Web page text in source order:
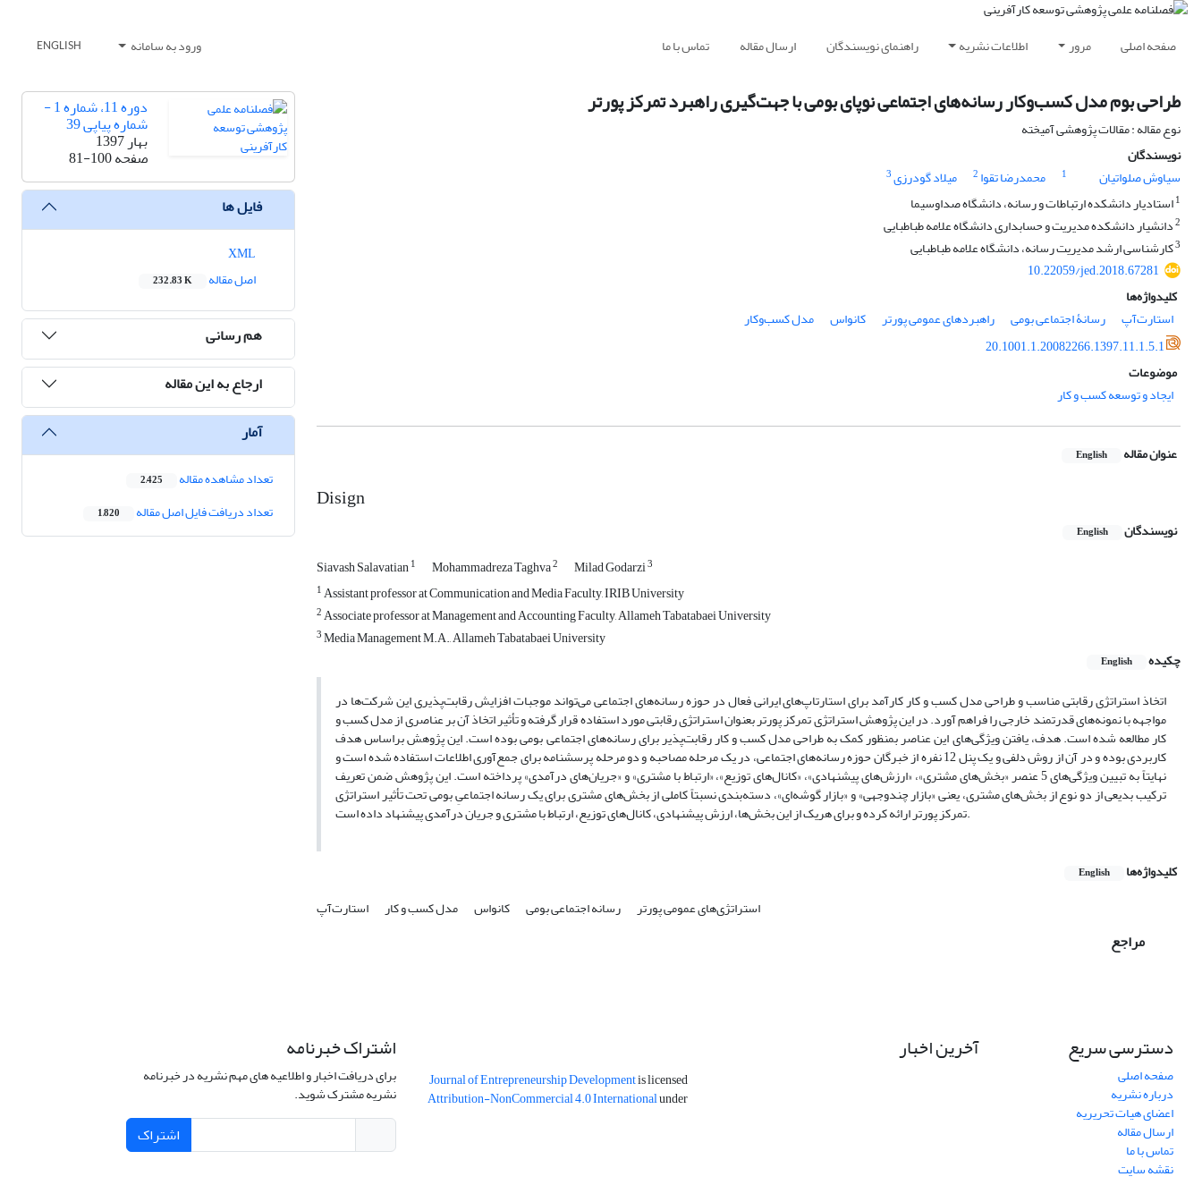
صفحه اصلی مرور اطلاعات نشریه راهنمای نویسندگان ارسال مقاله تماس با ما ورود به سامانه ENGLISH
طراحی بوم مدل کسب‌و‌کار رسانه‌های اجتماعی نوپای بومی با جهت‌گیری راهبرد تمرکز پورتر
نوع مقاله : مقالات پژوهشی آمیخته
نویسندگان
سیاوش صلواتیان
1 محمدرضا تقوا 2 میلاد گودرزی3
1استادیار دانشکده ارتباطات و رسانه، دانشگاه صداوسیما
2دانشیار دانشکده مدیریت و حسابداری دانشگاه علامه طباطبایی
3کارشناسی ارشد مدیریت رسانه، دانشگاه علامه طباطبایی
10.22059/jed.2018.67281
کلیدواژه‌ها
استارت‌آپ
رسانۀ‌ اجتماعی بومی راهبردهای عمومی پورتر کانواس
مدل کسب‌وکار
20.1001.1.20082266.1397.11.1.5.1
موضوعات
ایجاد و توسعه کسب و کار
عنوان مقاله English
Disign
نویسندگان English
Siavash Salavatian1 Mohammadreza Taghva2 Milad Godarzi3
1Assistant professor at Communication and Media Faculty, IRIB University
2Associate professor at Management and Accounting Faculty, Allameh Tabatabaei University
3Media Management M.A., Allameh Tabatabaei University
چکیده
English
اتخاذ استراتژی رقابتی مناسب و طراحی مدل کسب و کار کارآمد برای استارتاپ‌های ایرانی فعال در حوزه رسانه‌های اجتماعی می‌تواند موجبات افزایش رقابت‌پذیری این شرکت‌ها در
مواجهه با نمونه‌های قدرتمند خارجی را فراهم آورد. در این پژوهش استراتژی تمرکز پورتر بعنوان استراتژی رقابتی مورد استفاده قرار گرفته و تأثیر اتخاذ آن بر عناصری از مدل کسب و
کار مطالعه شده است. هدف، یافتن ویژگی‌های این عناصر بمنظور کمک به طراحی مدل کسب و کار رقابت‌پذیر برای رسانه‌های اجتماعی بومی بوده است. این پژوهش براساس هدف
کاربردی بوده و در آن از روش دلفی و یک پنل 12 نفره از خبرگان حوزه رسانه‌های اجتماعی، در یک مرحله مصاحبه و دو مرحله پرسشنامه برای جمع‌آوری اطلاعات استفاده شده است و
نهایتاً به تبیین ویژگی‌های 5 عنصر «بخش‌های مشتری»، «ارزش‌های پیشنهادی»، «کانال‌های توزیع»، «ارتباط با مشتری» و «جریان‌های درآمدی» پرداخته است. این پژوهش ضمن تعریف
ترکیب بدیعی از دو نوع از بخش‌های مشتری، یعنی «بازار چندوجهی» و «بازار گوشه‌ای»، دسته‌بندی نسبتاً کاملی از بخش‌‌های مشتری برای یک رسانه اجتماعیِ بومی تحت تأثیر استراتژی
تمرکز پورتر ارائه کرده و برای هریک از این بخش‌ها، ارزش پیشنهادی، کانال‌های توزیع، ارتباط با مشتری و جریان درآمدی پیشنهاد داده است.
کلیدواژه‌ها English
استراتژی‌های عمومی پورتر رسانه‌ اجتماعی بومی کانواس مدل کسب و کار استارت‌آپ
مراجع
دوره 11، شماره 1 -
شماره پیاپی 39
بهار 1397
صفحه81-100
فایل ها
اصل مقاله
232.83 K
هم رسانی
ارجاع به این مقاله
آمار
تعداد مشاهده مقاله 2,425
تعداد دریافت فایل اصل مقاله 1,820
دسترسی سریع
صفحه اصلی
درباره نشریه
اعضای هیات تحریریه
ارسال مقاله
تماس با ما
نقشه سایت
آخرین اخبار
Journal of Entrepreneurship Developmentis licensed
under
Attribution-NonCommercial 4.0 International
اشتراک خبرنامه
برای دریافت اخبار و اطلاعیه های مهم نشریه در خبرنامه
نشریه مشترک شوید.
اشتراک